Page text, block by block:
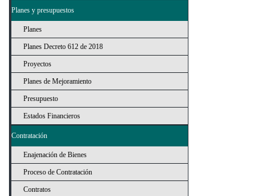
Planes y presupuestos
Planes
Planes Decreto 612 de 2018
Proyectos
Planes de Mejoramiento
Presupuesto
Estados Financieros
Contratación
Enajenación de Bienes
Proceso de Contratación
Contratos